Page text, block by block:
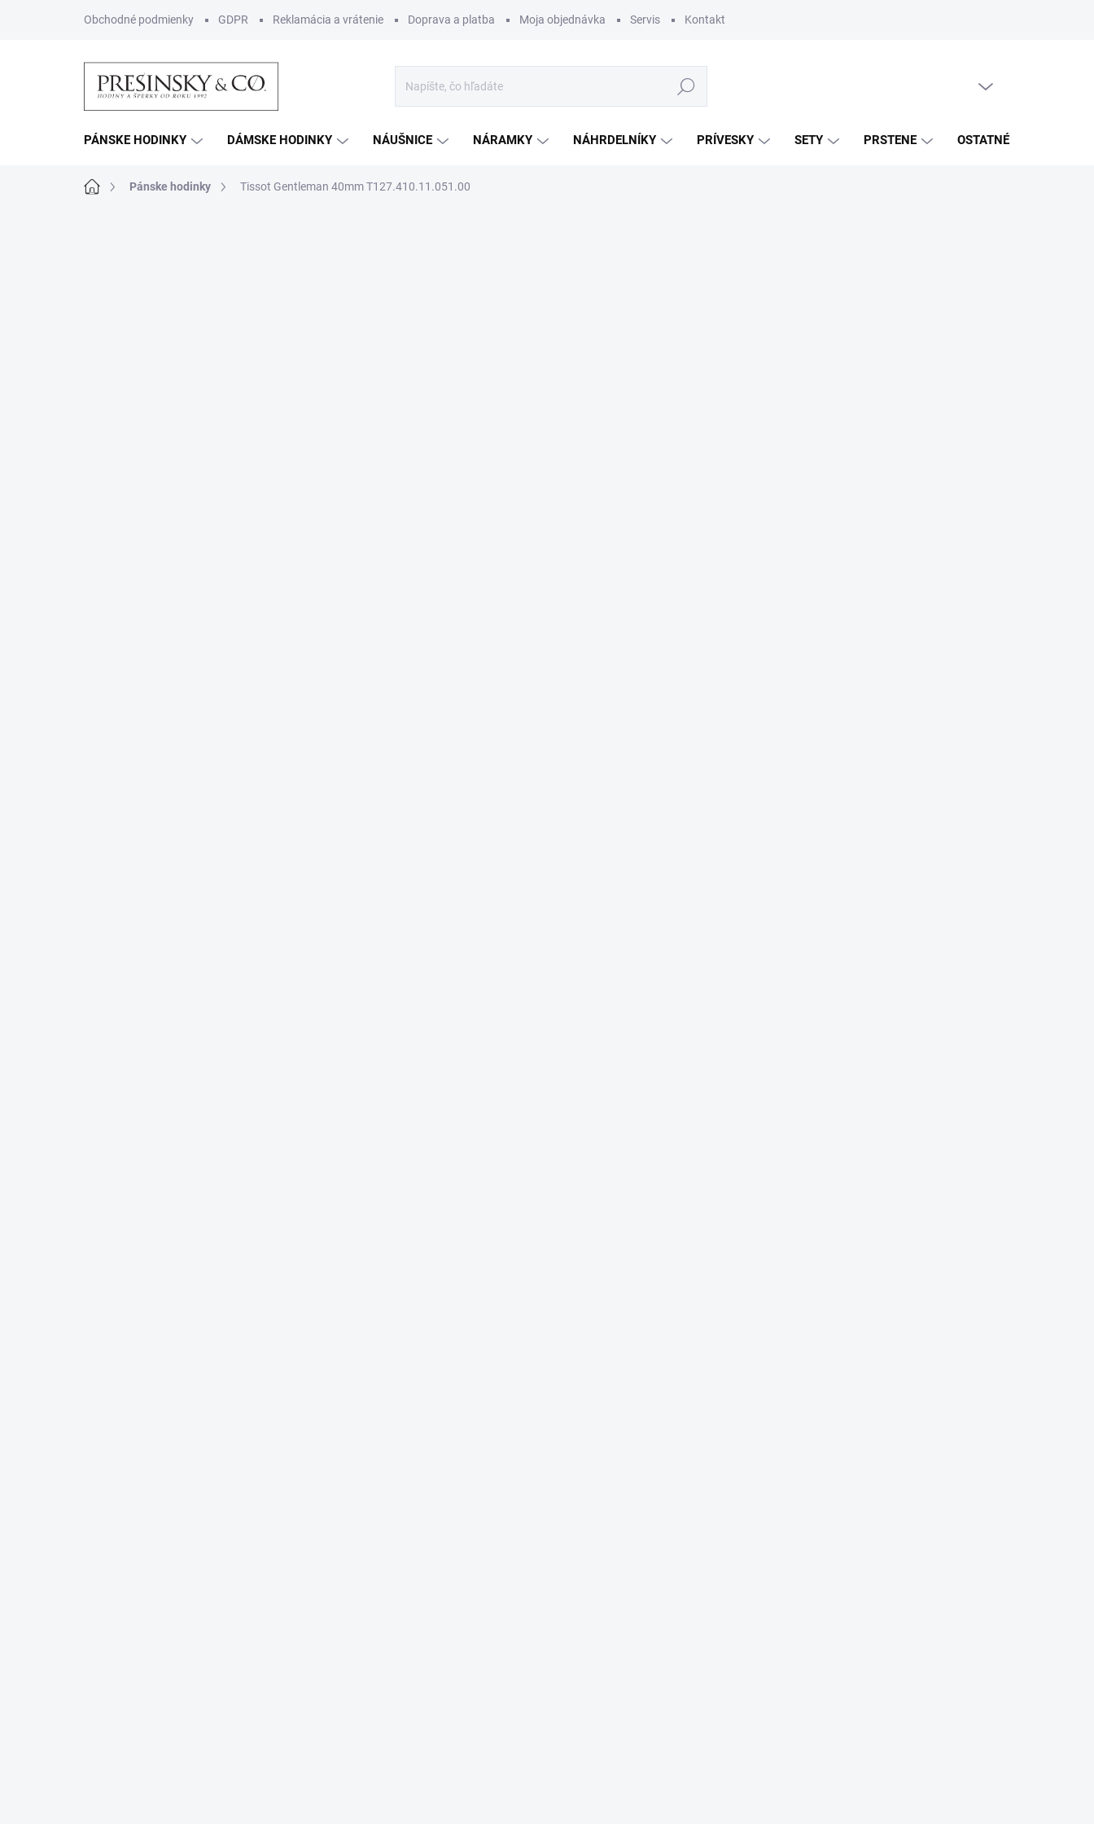
Obchodné podmienky GDPR Reklamácia a vrátenie Doprava a platba Moja objednávka Servis Kontakt
Hľadať
PÁNSKE HODINKY DÁMSKE HODINKY NÁUŠNICE NÁRAMKY NÁHRDELNÍKY PRÍVESKY SETY PRSTENE OSTATNÉ
DomovPánske hodinky Tissot Gentleman 40mm T127.410.11.051.00